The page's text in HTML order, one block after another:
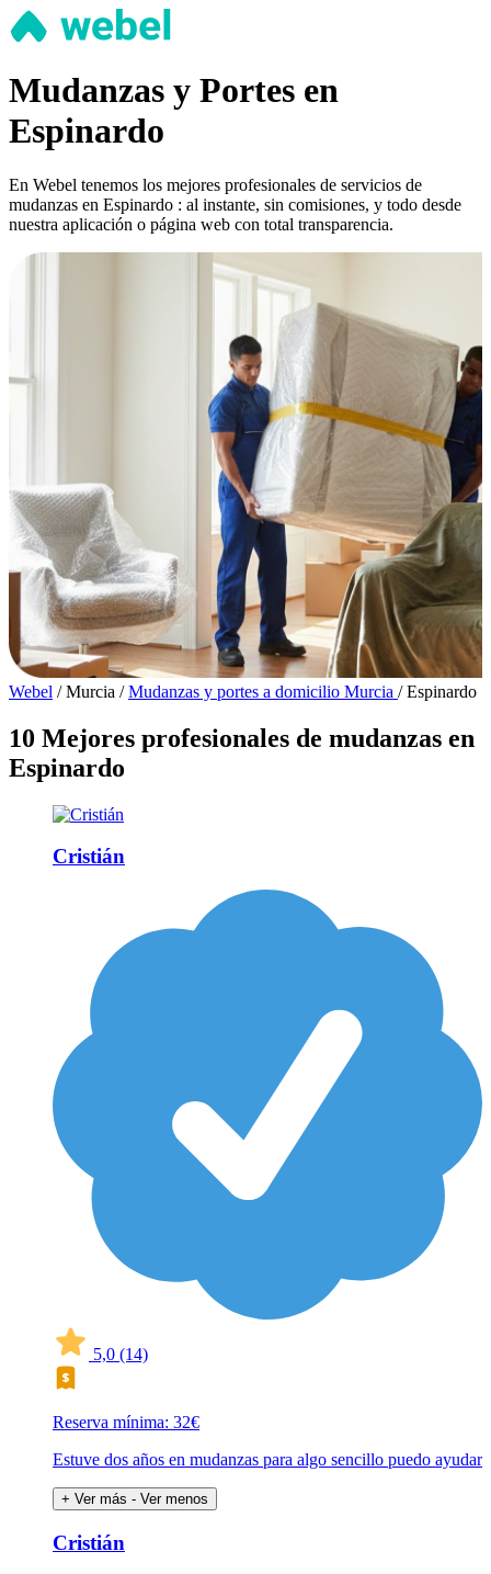
Mudanzas y Portes en
Espinardo
En Webel tenemos los mejores profesionales de servicios de
mudanzas en Espinardo : al instante, sin comisiones, y todo desde
nuestra aplicación o página web con total transparencia.
Webel / Murcia / Mudanzas y portes a domicilio Murcia / Espinardo
10 Mejores profesionales de mudanzas en
Espinardo
Cristián
5,0 (14)
Reserva mínima: 32€
Estuve dos años en mudanzas para algo sencillo puedo ayudar
+ Ver más - Ver menos
Cristián